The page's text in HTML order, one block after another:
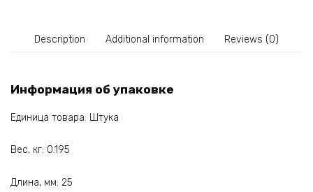
Description Additional information Reviews (0)
Информация об упаковке
Единица товара: Штука
Вес, кг: 0.195
Длина, мм: 25